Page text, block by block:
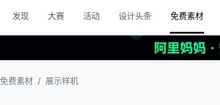
发现 大赛 活动 设计头条 免费素材
免费素材 展示样机